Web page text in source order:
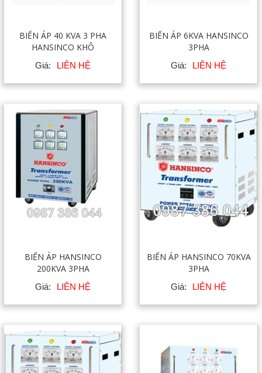
BIẾN ÁP 40 KVA 3 PHA
HANSINCO KHÔ
Giá: LIÊN HỆ
BIẾN ÁP 6KVA HANSINCO
3PHA
Giá: LIÊN HỆ
BIẾN ÁP HANSINCO
200KVA 3PHA
Giá: LIÊN HỆ
BIẾN ÁP HANSINCO 70KVA
3PHA
Giá: LIÊN HỆ